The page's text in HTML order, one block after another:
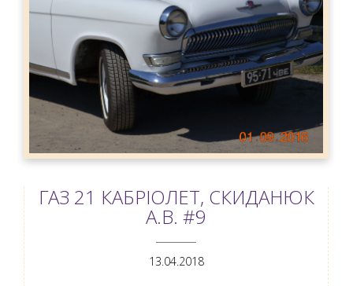
ГАЗ 21 КАБРІОЛЕТ, СКИДАНЮК
А.В. #9
13.04.2018